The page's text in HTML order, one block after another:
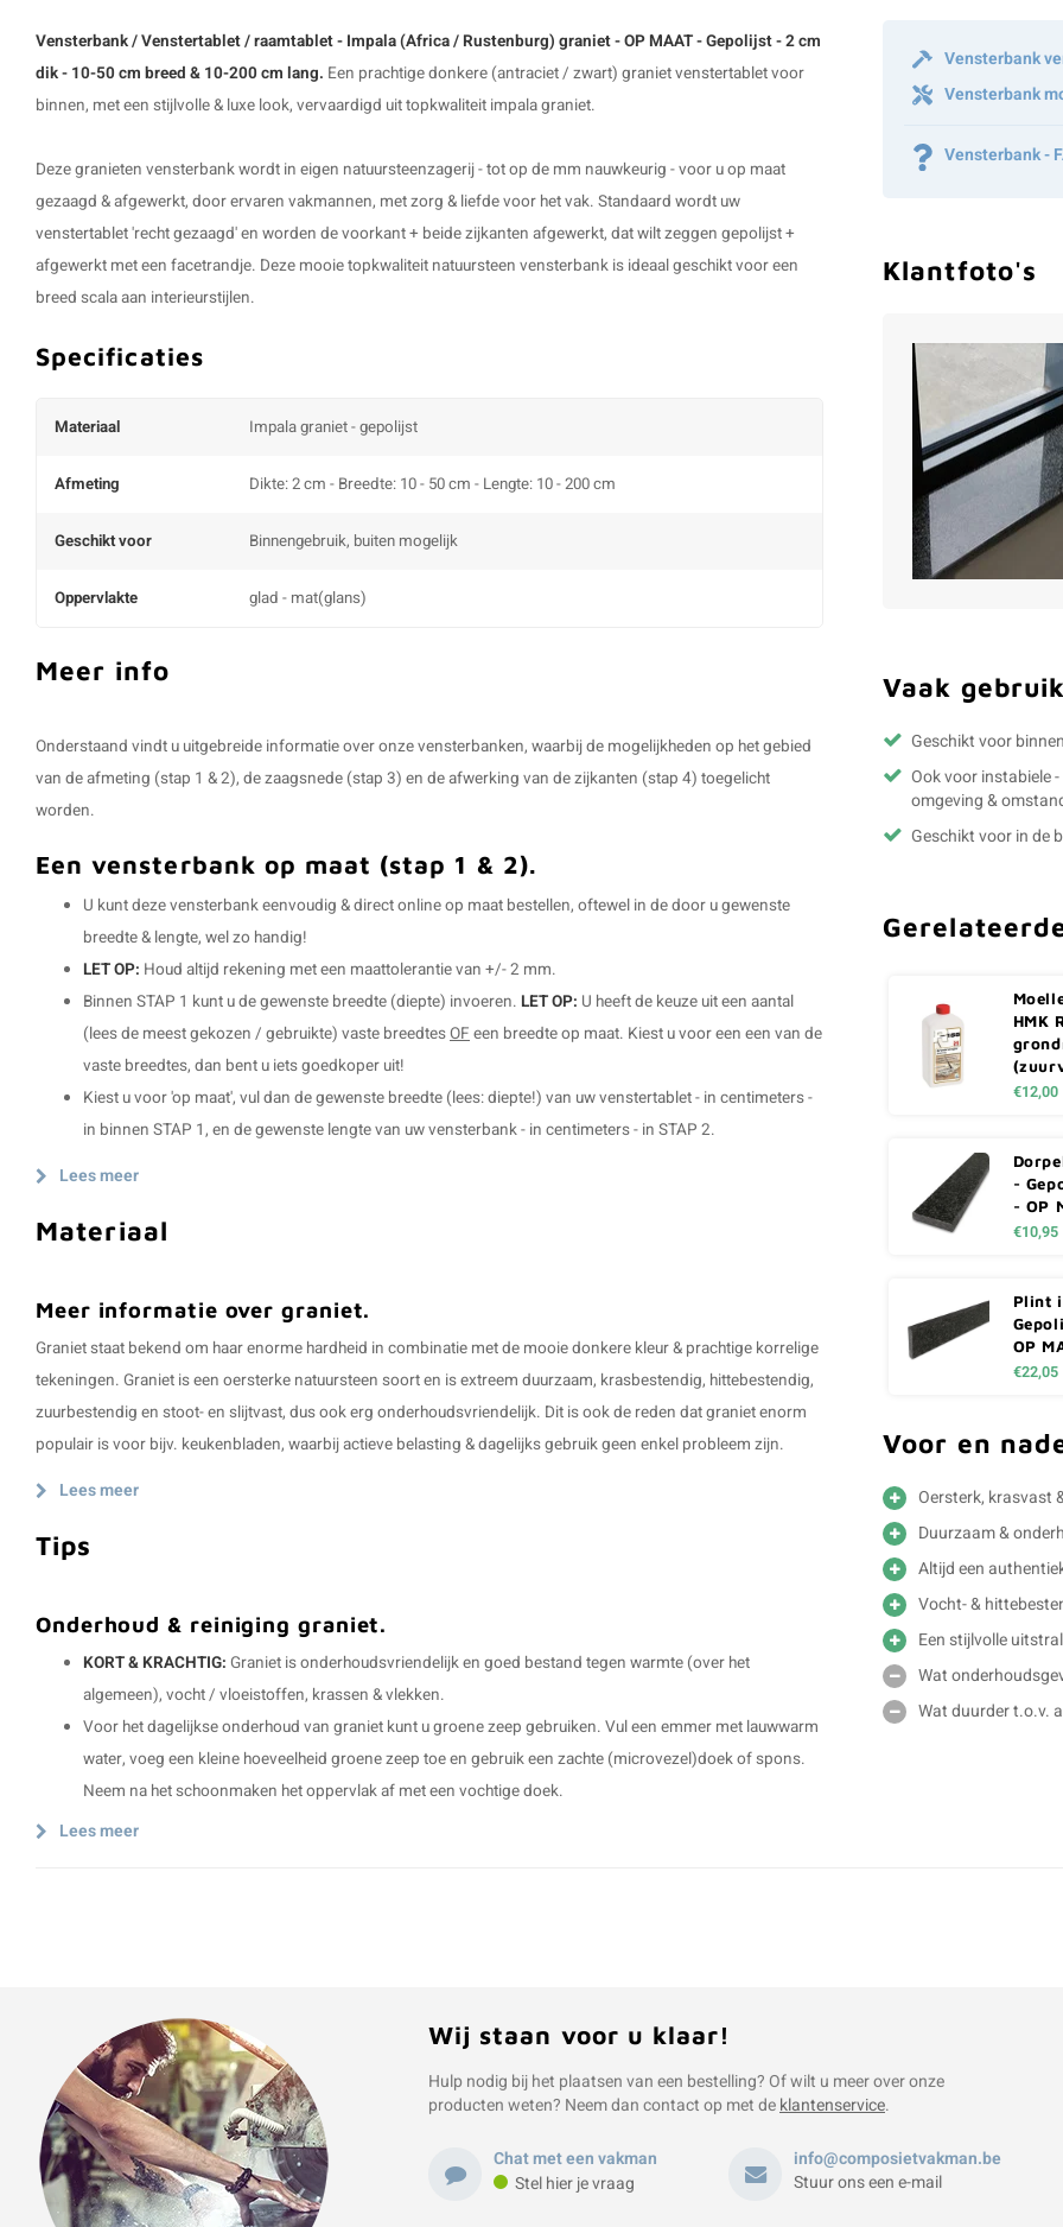
Vensterbank / Venstertablet / raamtablet - Impala (Africa / Rustenburg) graniet - OP MAAT - Gepolijst - 2 cm
dik - 10-50 cm breed & 10-200 cm lang. Een prachtige donkere (antraciet / zwart) graniet venstertabletvoor
binnen, met een stijlvolle & luxe look, vervaardigd uit topkwaliteit impala graniet.
Deze granieten vensterbank wordt in eigen natuursteenzagerij - tot op de mm nauwkeurig - voor u op maat
gezaagd & afgewerkt, door ervaren vakmannen, met zorg & liefde voor het vak. Standaard wordt uw
venstertablet'recht gezaagd' en worden de voorkant + beide zijkanten afgewerkt, dat wilt zeggen gepolijst +
afgewerkt met een facetrandje. Deze mooie topkwaliteit natuursteen vensterbank is ideaal geschikt voor een
breed scala aan interieurstijlen.
Specificaties
Materiaal Impala graniet - gepolijst
Afmeting Dikte: 2 cm - Breedte: 10 - 50 cm - Lengte: 10 - 200 cm
Geschikt voor Binnengebruik, buiten mogelijk
Oppervlakte glad - mat(glans)
Meer info
Onderstaand vindt u uitgebreide informatie over onze vensterbanken, waarbij de mogelijkheden op het gebied
van de afmeting (stap 1 & 2), de zaagsnede (stap 3) en de afwerking van de zijkanten (stap 4) toegelicht
worden.
Een vensterbank op maat (stap 1 & 2).
U kunt deze vensterbank eenvoudig & direct online op maat bestellen, oftewel in de door u gewenste
breedte & lengte, wel zo handig!
LET OP: Houd altijd rekening met een maattolerantie van +/- 2 mm.
Binnen STAP 1 kunt u de gewenste breedte (diepte) invoeren. LET OP: U heeft de keuze uit een aantal
(lees de meest gekozen / gebruikte) vaste breedtesOFeen breedte op maat. Kiest u voor een een van de
vaste breedtes, dan bent u iets goedkoper uit!
Kiest u voor 'op maat', vul dan de gewenste breedte (lees: diepte!) van uw venstertablet - in centimeters -
in binnen STAP 1, en de gewenste lengte van uw vensterbank - in centimeters - in STAP 2.
Lees meer
Materiaal
Meer informatie over graniet.
Graniet staat bekend om haar enorme hardheid in combinatie met de mooie donkere kleur & prachtige korrelige
tekeningen. Graniet is een oersterke natuursteen soort en is extreem duurzaam, krasbestendig, hittebestendig,
zuurbestendig en stoot- en slijtvast, dus ook erg onderhoudsvriendelijk. Dit is ook de reden dat graniet enorm
populair is voor bijv. keukenbladen, waarbij actieve belasting & dagelijks gebruik geen enkel probleem zijn.
Lees meer
Tips
Onderhoud & reiniging graniet.
KORT & KRACHTIG: Graniet is onderhoudsvriendelijk en goed bestand tegen warmte (over het
algemeen), vocht / vloeistoffen, krassen & vlekken.
Voor het dagelijkse onderhoud van graniet kunt u groene zeep gebruiken. Vul een emmer met lauwwarm
water, voeg een kleine hoeveelheid groene zeep toe en gebruik een zachte (microvezel)doek of spons.
Neem na het schoonmaken het oppervlak af met een vochtige doek.
Lees meer
Vensterbank
Vensterbank
Vensterbank -
Klantfoto's
Vaak
Geschikt voor
Ook voor instabiele
omgeving &
Geschikt voor in de
HMK
€12,00
-
- OP
€10,95
Plint
OP
€22,05
Voor en
Oersterk, krasvast
Duurzaam &
Altijd een
Vocht- &
Een stijlvolle
Wat
Wat duurder t.o.v.
Wij staan voor u klaar!
Hulp nodig bij het plaatsen van een bestelling? Of wilt u meer over onze
producten weten? Neem dan contact op met deklantenservice.
Chat met een vakman
Stel hier je vraag
info@composietvakman.be
Stuur ons een e-mail